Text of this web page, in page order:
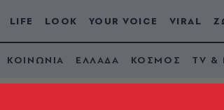
LIFE LOOK YOUR VOICE VIRAL
ΚΟΙΝΩΝΙΑ ΕΛΛΑΔΑ ΚΟΣΜΟΣ TV &